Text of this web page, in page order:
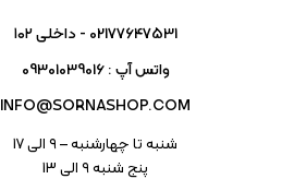
02177647531 - داخلی ۱۰۲
واتس آپ : 09301039016
INFO@SORNASHOP.COM
شنبه تا چهارشنبه – ۹ الی 17
پنج شنبه ۹ الی 13